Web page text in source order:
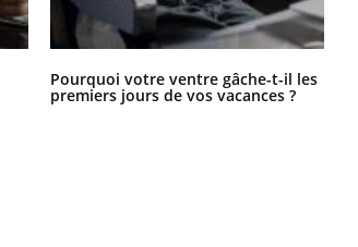
Pourquoi votre ventre gâche-t-il les
premiers jours de vos vacances ?